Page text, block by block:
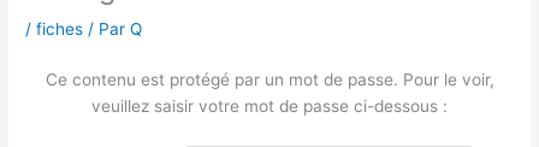
/fiches / ParQ
Ce contenu est protégé par un mot de passe. Pour le voir,
veuillez saisir votre mot de passe ci-dessous :